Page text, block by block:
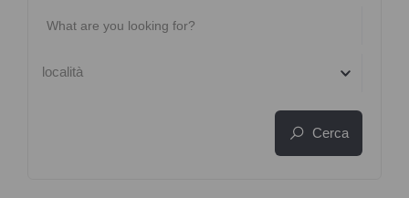
località
Cerca